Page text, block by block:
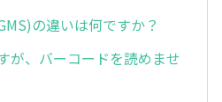
の違いは何ですか？
が、バーコードを読めませ